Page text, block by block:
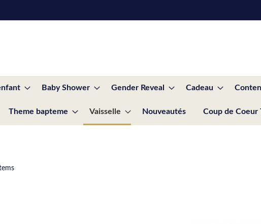
Baby Shower Gender Reveal Cadeau
Theme bapteme Vaisselle Nouveautés Coup de Coeur